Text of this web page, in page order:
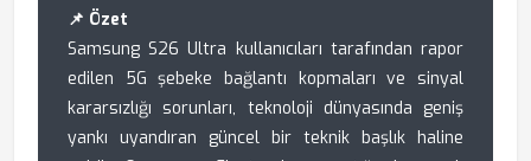
📌 Özet
Samsung S26 Ultra kullanıcıları tarafından rapor
edilen 5G şebeke bağlantı kopmaları ve sinyal
kararsızlığı sorunları, teknoloji dünyasında geniş
yankı uyandıran güncel bir teknik başlık haline